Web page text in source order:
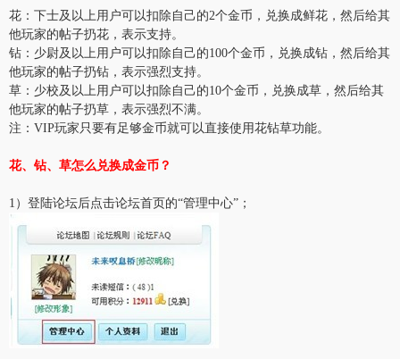
花：下士及以上用户可以扣除自己的2个金币，兑换成鲜花，然后给其
他玩家的帖子扔花，表示支持。
钻：少尉及以上用户可以扣除自己的100个金币，兑换成钻，然后给其
他玩家的帖子扔钻，表示强烈支持。
草：少校及以上用户可以扣除自己的10个金币，兑换成草，然后给其
他玩家的帖子扔草，表示强烈不满。
注：VIP玩家只要有足够金币就可以直接使用花钻草功能。
花、钻、草怎么兑换成金币？
1）登陆论坛后点击论坛首页的“管理中心”；